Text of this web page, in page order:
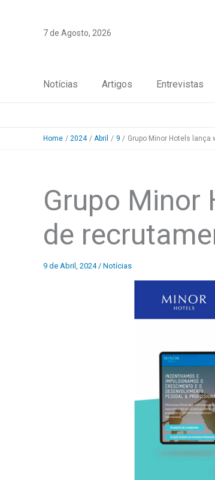
7 de Agosto, 2026
Notícias Artigos Entrevistas
Home 2024 Abril 9 Grupo Minor Hotels
Grupo Minor
de
9 de Abril, 2024 / Notícias